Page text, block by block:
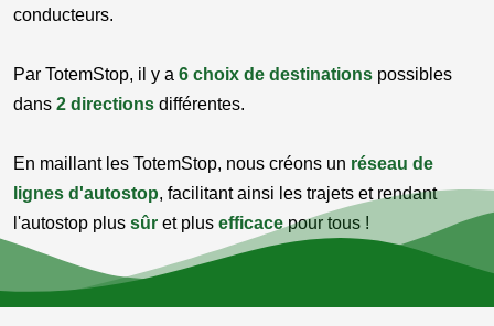
conducteurs.
Par TotemStop, il y a 6 choix de destinations possibles
dans 2 directions différentes.
En maillant les TotemStop, nous créons un réseau de
lignes d'autostop, facilitant ainsi les trajets et rendant
l'autostop plus sûr et plus efficacepour tous !